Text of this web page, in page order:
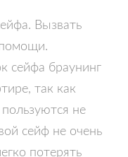
Вызвать
сейфа браунинг
так как
не
сейф не очень
потерять